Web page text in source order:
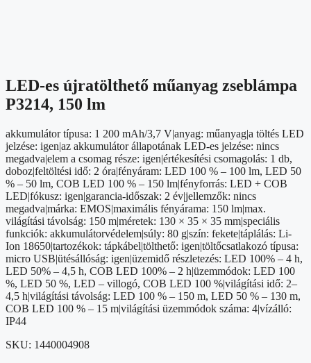
LED-es újratölthető műanyag zseblámpa
P3214, 150 lm
akkumulátor típusa: 1 200 mAh/3,7 V|anyag: műanyag|a töltés LED
jelzése: igen|az akkumulátor állapotának LED-es jelzése: nincs
megadva|elem a csomag része: igen|értékesítési csomagolás: 1 db,
doboz|feltöltési idő: 2 óra|fényáram: LED 100 % – 100 lm, LED 50
% – 50 lm, COB LED 100 % – 150 lm|fényforrás: LED + COB
LED|fókusz: igen|garancia-időszak: 2 év|jellemzők: nincs
megadva|márka: EMOS|maximális fényárama: 150 lm|max.
világítási távolság: 150 m|méretek: 130 × 35 × 35 mm|speciális
funkciók: akkumulátorvédelem|súly: 80 g|szín: fekete|táplálás: Li-
Ion 18650|tartozékok: tápkábel|tölthető: igen|töltőcsatlakozó típusa:
micro USB|ütésállóság: igen|üzemidő részletezés: LED 100% – 4 h,
LED 50% – 4,5 h, COB LED 100% – 2 h|üzemmódok: LED 100
%, LED 50 %, LED – villogó, COB LED 100 %|világítási idő: 2–
4,5 h|világítási távolság: LED 100 % – 150 m, LED 50 % – 130 m,
COB LED 100 % – 15 m|világítási üzemmódok száma: 4|vízálló:
IP44
SKU: 1440004908